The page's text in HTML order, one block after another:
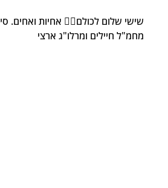
שישי שלום לכולם🙋‍♂️ אחיות ואחים.
מחמ"ל חיילים ומרלו"ג ארצי